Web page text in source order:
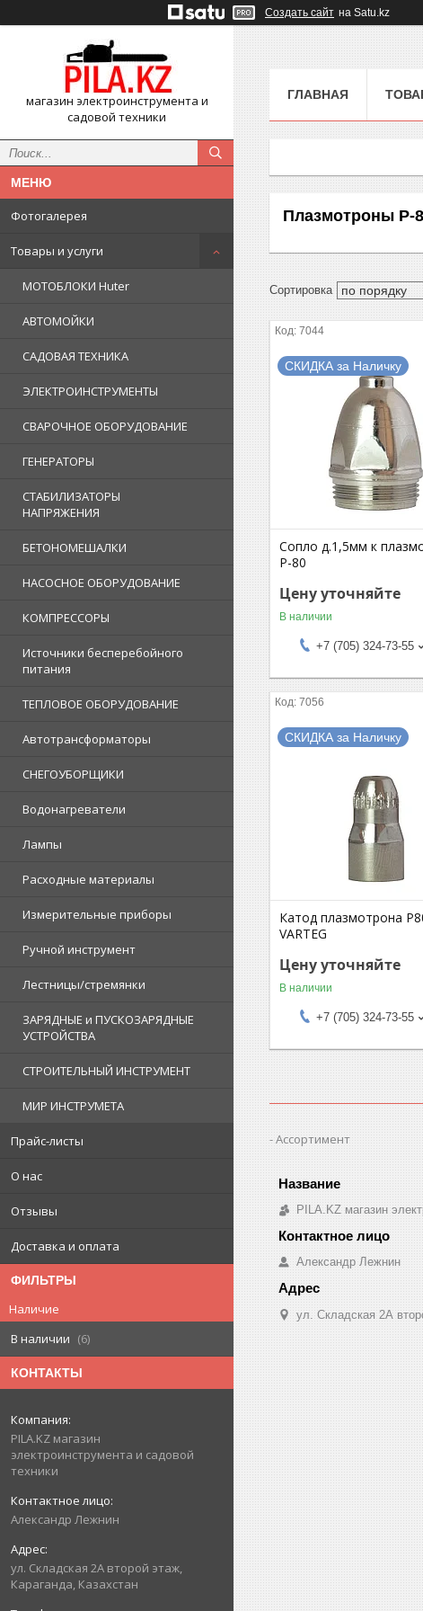
Создать сайт на Satu.kz
магазин электроинструмента и
садовой техники
Фотогалерея
Товары и услуги
МОТОБЛОКИ Huter
АВТОМОЙКИ
САДОВАЯ ТЕХНИКА
ЭЛЕКТРОИНСТРУМЕНТЫ
СВАРОЧНОЕ ОБОРУДОВАНИЕ
ГЕНЕРАТОРЫ
СТАБИЛИЗАТОРЫ
НАПРЯЖЕНИЯ
БЕТОНОМЕШАЛКИ
НАСОСНОЕ ОБОРУДОВАНИЕ
КОМПРЕССОРЫ
Источники бесперебойного
питания
ТЕПЛОВОЕ ОБОРУДОВАНИЕ
Автотрансформаторы
СНЕГОУБОРЩИКИ
Водонагреватели
Лампы
Расходные материалы
Измерительные приборы
Ручной инструмент
Лестницы/стремянки
ЗАРЯДНЫЕ и ПУСКОЗАРЯДНЫЕ
УСТРОЙСТВА
СТРОИТЕЛЬНЫЙ ИНСТРУМЕНТ
МИР ИНСТРУМЕТА
Прайс-листы
О нас
Отзывы
Доставка и оплата
ФИЛЬТРЫ
Наличие
В наличии
6
КОНТАКТЫ
PILA.KZ магазин
электроинструмента и садовой
техники
Александр Лежнин
ул. Складская 2А второй этаж,
Караганда, Казахстан
ГЛАВНАЯ
Плазмотроны Р-
7044
СКИДКА за Наличку
Сопло д.1,5мм к
P-80
Цену уточняйте
В наличии
+7 (705) 324-73-55
7056
СКИДКА за Наличку
Катод плазмотрона
VARTEG
Цену уточняйте
В наличии
+7 (705) 324-73-55
Ассортимент
PILA.KZ магазин
Александр Лежнин
ул. Складская 2А